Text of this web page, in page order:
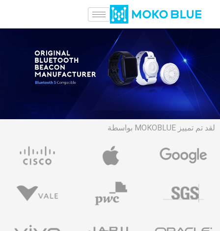
لقد تم تمييز MOKOBLUE بواسطة